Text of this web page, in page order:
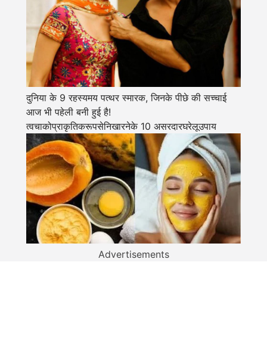
दुनिया के 9 रहस्यमय पत्थर स्मारक, जिनके पीछे की सच्चाई
आज भी पहेली बनी हुई है!
त्वचाकोप्राकृतिकरूपसेनिखारनेके 10 असरदारघरेलूउपाय
Advertisements